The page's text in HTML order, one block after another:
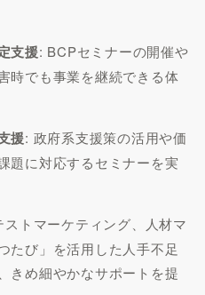
支援: BCPセミナーの開催や
時でも事業を継続できる体
援: 政府系支援策の活用や価
題に対応するセミナーを実
ストマーケティング、人材マ
たび」を活用した人手不足
きめ細やかなサポートを提